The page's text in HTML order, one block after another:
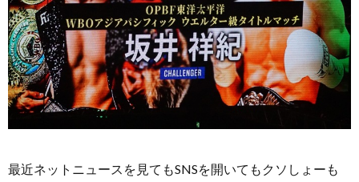
最近ネットニュースを見てもSNSを開いてもクソしょーも